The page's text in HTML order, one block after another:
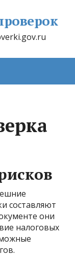
составляют
они
налоговых